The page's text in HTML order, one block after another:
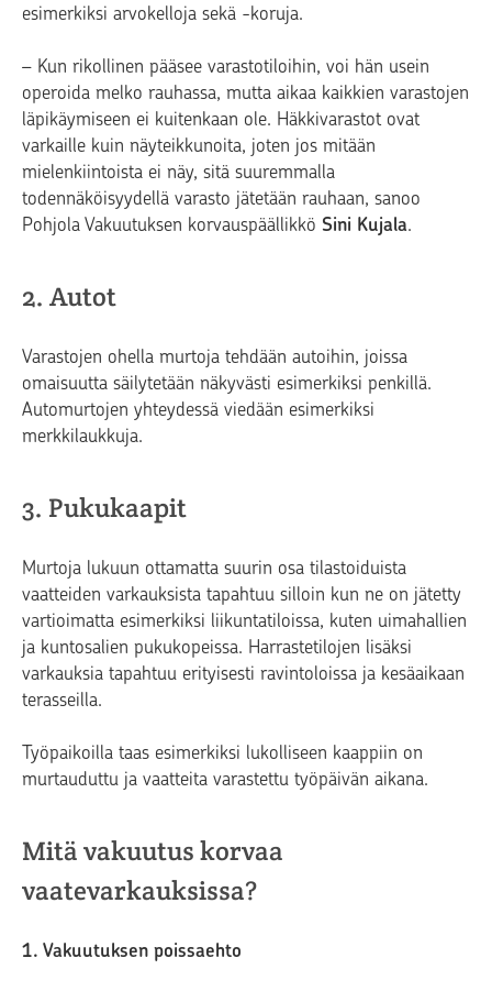
esimerkiksi arvokelloja sekä -koruja.
– Kun rikollinen pääsee varastotiloihin, voi hän usein
operoida melko rauhassa, mutta aikaa kaikkien varastojen
läpikäymiseen ei kuitenkaan ole. Häkkivarastot ovat
varkaille kuin näyteikkunoita, joten jos mitään
mielenkiintoista ei näy, sitä suuremmalla
todennäköisyydellä varasto jätetään rauhaan, sanoo
Pohjola Vakuutuksen korvauspäällikkö Sini Kujala.
2. Autot
Varastojen ohella murtoja tehdään autoihin, joissa
omaisuutta säilytetään näkyvästi esimerkiksi penkillä.
Automurtojen yhteydessä viedään esimerkiksi
merkkilaukkuja.
3. Pukukaapit
Murtoja lukuun ottamatta suurin osa tilastoiduista
vaatteiden varkauksista tapahtuu silloin kun ne on jätetty
vartioimatta esimerkiksi liikuntatiloissa, kuten uimahallien
ja kuntosalien pukukopeissa. Harrastetilojen lisäksi
varkauksia tapahtuu erityisesti ravintoloissa ja kesäaikaan
terasseilla.
Työpaikoilla taas esimerkiksi lukolliseen kaappiin on
murtauduttu ja vaatteita varastettu työpäivän aikana.
Mitä vakuutus korvaa
vaatevarkauksissa?
1. Vakuutuksen poissaehto